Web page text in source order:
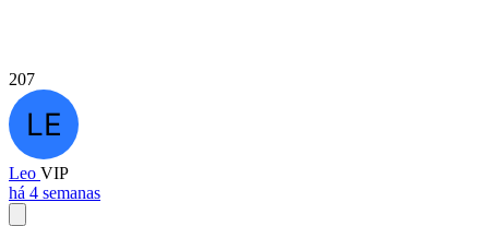
207
Leo VIP
há 4 semanas